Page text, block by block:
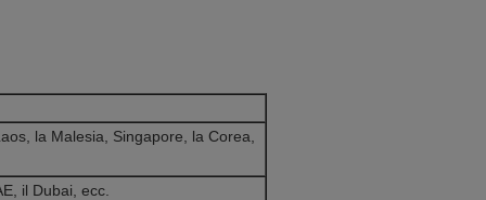
la Malesia, Singapore, la Corea,
il Dubai, ecc.